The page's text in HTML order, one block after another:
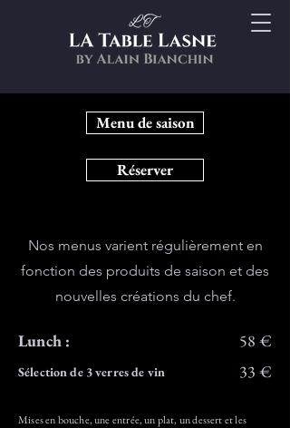
Menu de saison
Réserver
Nos menus varient régulièrement en
fonction des produits de saison et des
nouvelles créations du chef.
Lunch :
Sélection de 3 verres de vin
58 €
33 €
Mises en bouche, une entrée, un plat, un dessert et les